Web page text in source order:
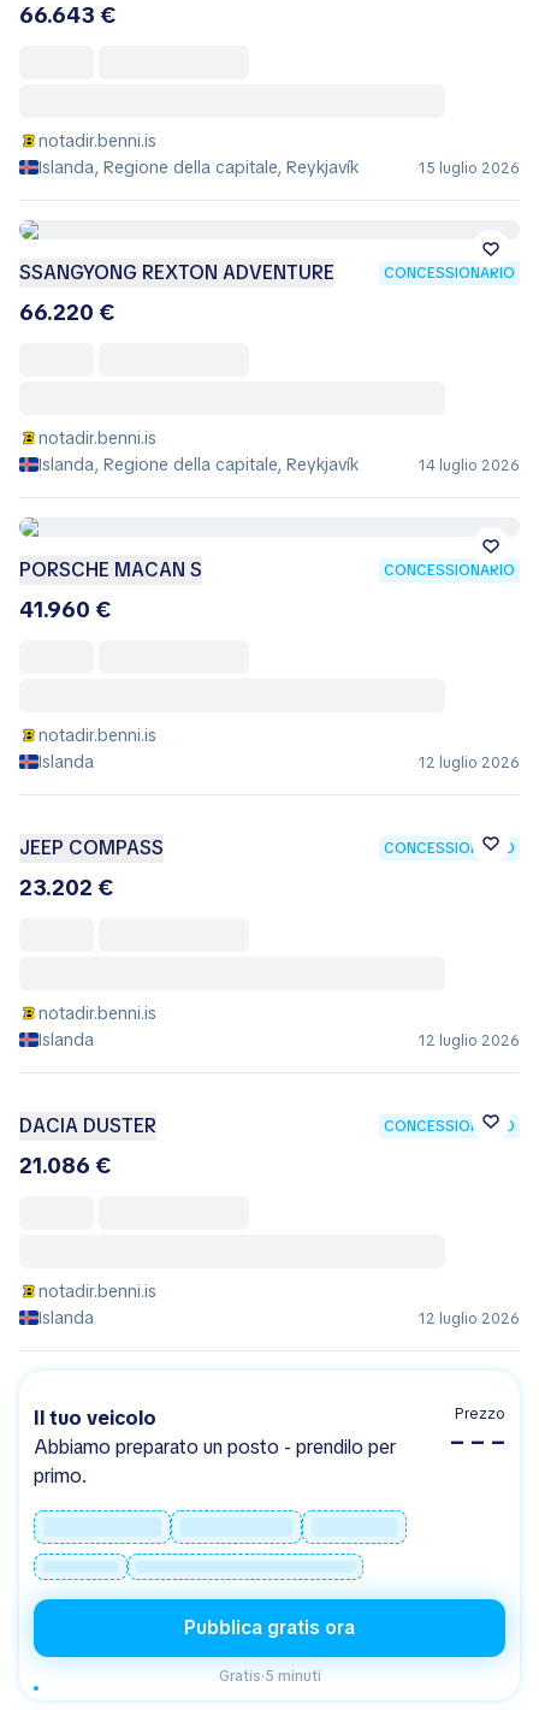
66.643 €
notadir.benni.is
Islanda, Regione della capitale, Reykjavík
15 luglio 2026
SSANGYONG REXTON ADVENTURE CONCESSIONARIO
66.220 €
notadir.benni.is
Islanda, Regione della capitale, Reykjavík
14 luglio 2026
PORSCHE MACAN S CONCESSIONARIO
41.960 €
notadir.benni.is
Islanda
12 luglio 2026
JEEP COMPASS CONCESSIONARIO
23.202 €
notadir.benni.is
Islanda
12 luglio 2026
DACIA DUSTER CONCESSIONARIO
21.086 €
notadir.benni.is
Islanda
12 luglio 2026
Il tuo veicolo
Abbiamo preparato un posto - prendilo per
primo.
Prezzo
– – –
Pubblica gratis ora
Gratis·5 minuti